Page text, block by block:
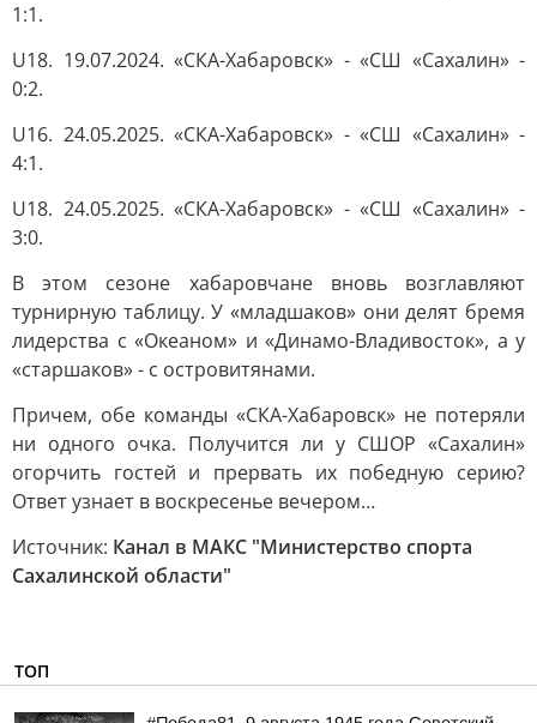
1:1.
U18. 19.07.2024. «СКА-Хабаровск» - «СШ «Сахалин» -
0:2.
U16. 24.05.2025. «СКА-Хабаровск» - «СШ «Сахалин» -
4:1.
U18. 24.05.2025. «СКА-Хабаровск» - «СШ «Сахалин» -
3:0.
В этом сезоне хабаровчане вновь возглавляют
турнирную таблицу. У «младшаков» они делят бремя
лидерства с «Океаном» и «Динамо-Владивосток», а у
«старшаков» - с островитянами.
Причем, обе команды «СКА-Хабаровск» не потеряли
ни одного очка. Получится ли у СШОР «Сахалин»
огорчить гостей и прервать их победную серию?
Ответ узнает в воскресенье вечером…
Источник: Канал в МАКС "Министерство спорта
Сахалинской области"
ТОП